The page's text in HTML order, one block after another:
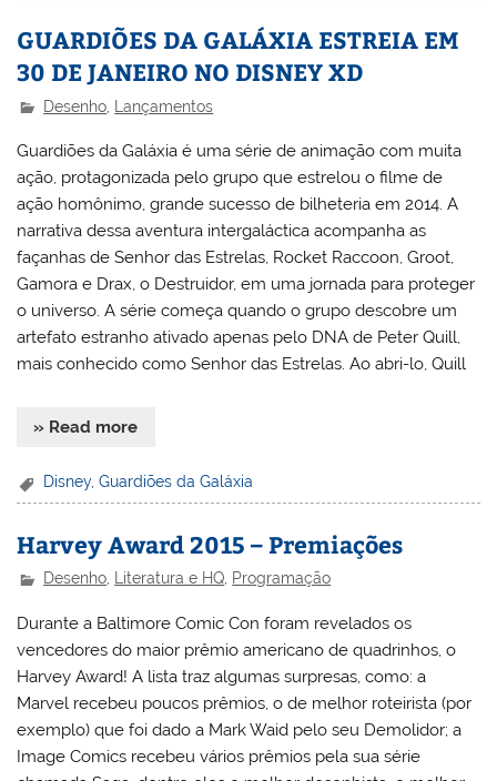
GUARDIÕES DA GALÁXIA ESTREIA EM
30 DE JANEIRO NO DISNEY XD
Desenho Lançamentos
Guardiões da Galáxia é uma série de animação com muita
ação, protagonizada pelo grupo que estrelou o filme de
ação homônimo, grande sucesso de bilheteria em 2014. A
narrativa dessa aventura intergaláctica acompanha as
façanhas de Senhor das Estrelas, Rocket Raccoon, Groot,
Gamora e Drax, o Destruidor, em uma jornada para proteger
o universo. A série começa quando o grupo descobre um
artefato estranho ativado apenas pelo DNA de Peter Quill,
mais conhecido como Senhor das Estrelas. Ao abri-lo, Quill
» Read more
Disney,Guardiões da Galáxia
Harvey Award 2015 – Premiações
Desenho, Literatura e HQ, Programação
Durante a Baltimore Comic Con foram revelados os
vencedores do maior prêmio americano de quadrinhos, o
Harvey Award! A lista traz algumas surpresas, como: a
Marvel recebeu poucos prêmios, o de melhor roteirista (por
exemplo) que foi dado a Mark Waid pelo seu Demolidor; a
Image Comics recebeu vários prêmios pela sua série